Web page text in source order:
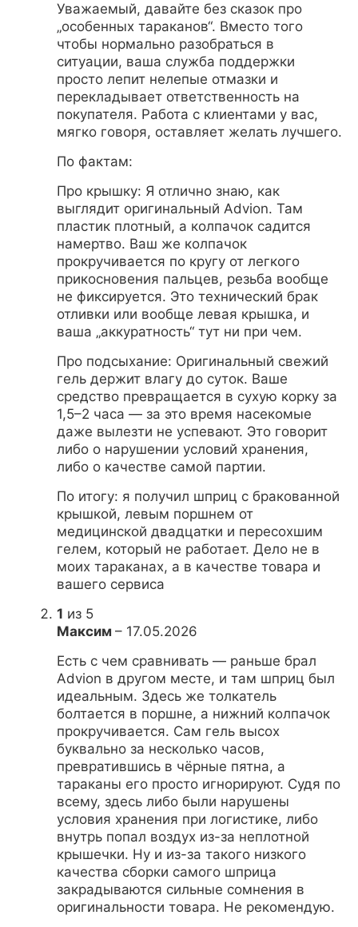
Уважаемый, давайте без сказок про
„особенных тараканов“. Вместо того
чтобы нормально разобраться в
ситуации, ваша служба поддержки
просто лепит нелепые отмазки и
перекладывает ответственность на
покупателя. Работа с клиентами у вас,
мягко говоря, оставляет желать лучшего.
По фактам:
Про крышку: Я отлично знаю, как
выглядит оригинальный Advion. Там
пластик плотный, а колпачок садится
намертво. Ваш же колпачок
прокручивается по кругу от легкого
прикосновения пальцев, резьба вообще
не фиксируется. Это технический брак
отливки или вообще левая крышка, и
ваша „аккуратность“ тут ни при чем.
Про подсыхание: Оригинальный свежий
гель держит влагу до суток. Ваше
средство превращается в сухую корку за
1,5–2 часа — за это время насекомые
даже вылезти не успевают. Это говорит
либо о нарушении условий хранения,
либо о качестве самой партии.
По итогу: я получил шприц с бракованной
крышкой, левым поршнем от
медицинской двадцатки и пересохшим
гелем, который не работает. Дело не в
моих тараканах, а в качестве товара и
вашего сервиса
1 из 5
Максим – 17.05.2026
Есть с чем сравнивать — раньше брал
Advion в другом месте, и там шприц был
идеальным. Здесь же толкатель
болтается в поршне, а нижний колпачок
прокручивается. Сам гель высох
буквально за несколько часов,
превратившись в чёрные пятна, а
тараканы его просто игнорируют. Судя по
всему, здесь либо были нарушены
условия хранения при логистике, либо
внутрь попал воздух из-за неплотной
крышечки. Ну и из-за такого низкого
качества сборки самого шприца
закрадываются сильные сомнения в
оригинальности товара. Не рекомендую.